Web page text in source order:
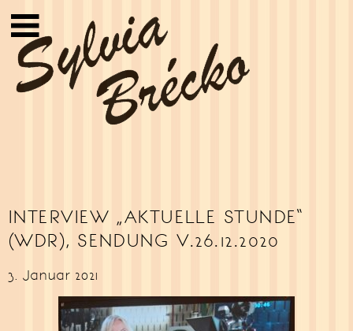
INTERVIEW „AKTUELLE STUNDE“
(WDR), SENDUNG V.26.12.2020
3. Januar 2021